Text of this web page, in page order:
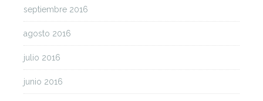
septiembre 2016
agosto 2016
julio 2016
junio 2016